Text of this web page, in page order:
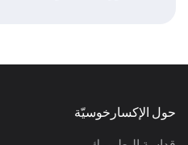
حول الإكسارخوسيّة